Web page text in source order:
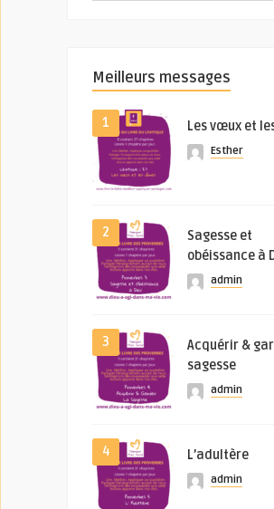
Meilleurs messages
1 Les vœux et
Esther
2
Sagesse et
obéissance à
admin
3
Acquérir &
sagesse
admin
4 L’adultère
admin